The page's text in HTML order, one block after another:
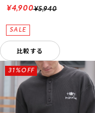
¥5,940
¥4,900
比較する
31%OFF